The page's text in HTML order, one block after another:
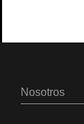
Nosotros